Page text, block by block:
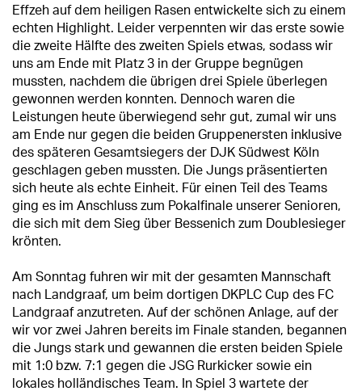
Effzeh auf dem heiligen Rasen entwickelte sich zu einem
echten Highlight. Leider verpennten wir das erste sowie
die zweite Hälfte des zweiten Spiels etwas, sodass wir
uns am Ende mit Platz 3 in der Gruppe begnügen
mussten, nachdem die übrigen drei Spiele überlegen
gewonnen werden konnten. Dennoch waren die
Leistungen heute überwiegend sehr gut, zumal wir uns
am Ende nur gegen die beiden Gruppenersten inklusive
des späteren Gesamtsiegers der DJK Südwest Köln
geschlagen geben mussten. Die Jungs präsentierten
sich heute als echte Einheit. Für einen Teil des Teams
ging es im Anschluss zum Pokalfinale unserer Senioren,
die sich mit dem Sieg über Bessenich zum Doublesieger
krönten.
Am Sonntag fuhren wir mit der gesamten Mannschaft
nach Landgraaf, um beim dortigen DKPLC Cup des FC
Landgraaf anzutreten. Auf der schönen Anlage, auf der
wir vor zwei Jahren bereits im Finale standen, begannen
die Jungs stark und gewannen die ersten beiden Spiele
mit 1:0 bzw. 7:1 gegen die JSG Rurkicker sowie ein
lokales holländisches Team. In Spiel 3 wartete der